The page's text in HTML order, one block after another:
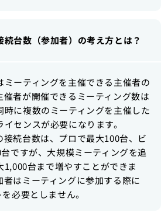
続台数（参加者）の考え方とは？
ミーティングを主催できる主催者の
催者が開催できるミーティング数は
時に複数のミーティングを主催した
センスが必要になります。
接続台数は、プロで最大100台、ビ
ですが、大規模ミーティングを追
1,000台まで増やすことができま
者はミーティングに参加する際に
必要としません。